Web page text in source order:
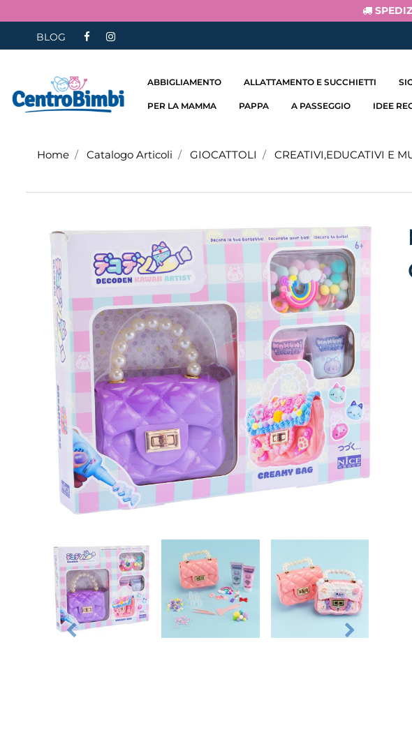
BLOG
ABBIGLIAMENTO ALLATTAMENTO E SUCCHIETTI
PER LA MAMMA PAPPA A PASSEGGIO IDEE
Home Catalogo Articoli GIOCATTOLI CREATIVI,EDUCATIVI E